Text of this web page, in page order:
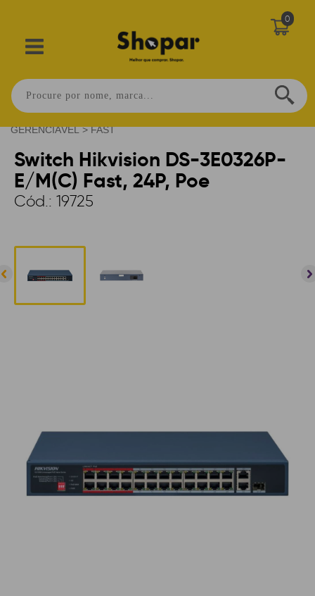
0
GERENCIÁVEL>FAST
Switch Hikvision DS-3E0326P-
E/M(C) Fast, 24P, Poe
Cód.: 19725